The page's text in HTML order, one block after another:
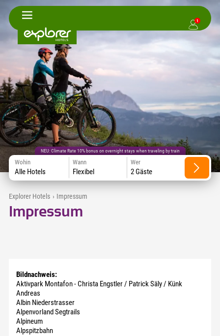
1
NEU: Climate Rate 10% bonus on overnight stays when traveling by train
Wohin
Alle Hotels
Wann
Flexibel
Wer
2 Gäste
Explorer Hotels › Impressum
Impressum
Bildnachweis:
Aktivpark Montafon - Christa Engstler / Patrick Säly / Künk
Andreas
Albin Niederstrasser
Alpenvorland Segtrails
Alpineum
Alpspitzbahn